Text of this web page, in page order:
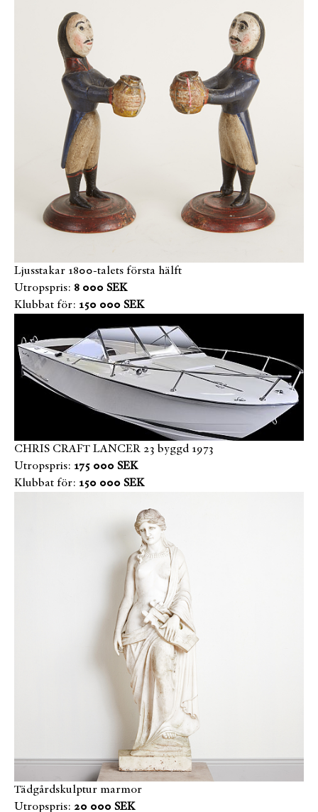
Ljusstakar 1800-talets första hälft
Utropspris: 8 000 SEK
Klubbat för: 150 000 SEK
CHRIS CRAFT LANCER 23 byggd 1973
Utropspris: 175 000 SEK
Klubbat för: 150 000 SEK
Tädgårdskulptur marmor
Utropspris: 20 000 SEK